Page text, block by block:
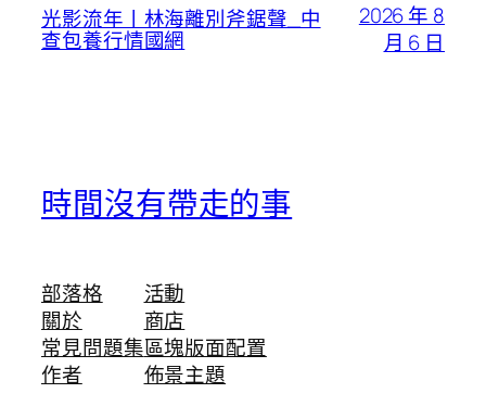
光影流年丨林海離別斧鋸聲_中
查包養行情國網
2026 年 8
月 6 日
時間沒有帶走的事
部落格
關於
常見問題集
作者
活動
商店
區塊版面配置
佈景主題